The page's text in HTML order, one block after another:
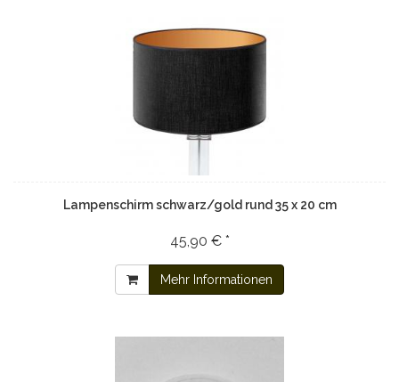
Lampenschirm schwarz/gold rund 35 x 20 cm
45,90 € *
Mehr Informationen